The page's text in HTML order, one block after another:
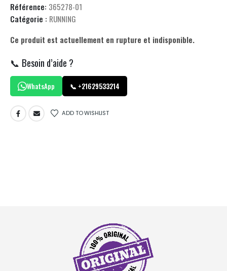
Référence: 365278-01
Catégorie : RUNNING
Ce produit est actuellement en rupture et indisponible.
📞 Besoin d’aide ?
WhatsApp 📞 +21629533214
ADD TO WISHLIST